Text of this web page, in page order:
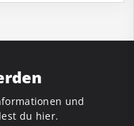
und
du hier.